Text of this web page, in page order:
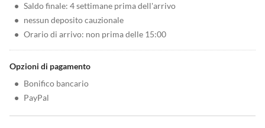
• Saldo finale: 4 settimane prima dell'arrivo
• nessun deposito cauzionale
• Orario di arrivo: non prima delle 15:00
Opzioni di pagamento
• Bonifico bancario
• PayPal